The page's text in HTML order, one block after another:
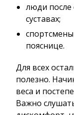
люди после
суставах;
пояснице.
Для всех
полезно.
веса и
Важно